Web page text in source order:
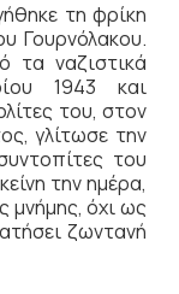
τη φρίκη
Γουρνόλακου.
τα ναζιστικά
1943 και
του, στον
γλίτωσε την
του
την ημέρα,
μνήμης, όχι ως
ζωντανή